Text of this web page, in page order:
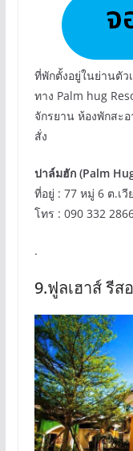
ที่พักตั้งอยู่ในย่านตัว
ทาง Palm hug
จักรยาน ห้องพักสะ
สั่ง
ปาล์มฮัก (Palm
ที่อยู่ : 77 หมู่ 6 ต.เวี
โทร : 090 332
.
9.ฟูลเฮาส์ รีส